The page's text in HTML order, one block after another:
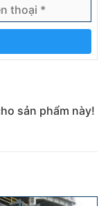
sản phẩm này!